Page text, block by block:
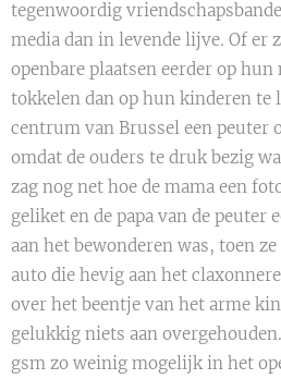
tegenwoordig
media dan in levende lijve. Of er
openbare plaatsen eerder op
tokkelen dan op hun kinderen te
centrum van Brussel een peuter
omdat de ouders te druk bezig
zag nog net hoe de mama een
geliket en de papa van de peuter
aan het bewonderen was, toen
auto die hevig aan het
over het beentje van het arme
gelukkig niets aan
gsm zo weinig mogelijk in het